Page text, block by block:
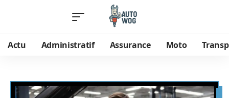
Actu Administratif Assurance Moto